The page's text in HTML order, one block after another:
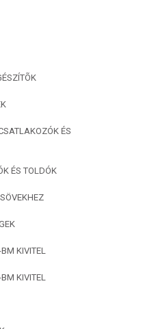
ÉS
ÉS TOLDÓK
KIVITEL
KIVITEL